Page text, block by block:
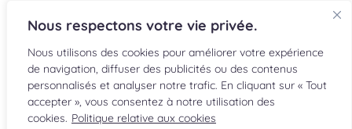
Nous respectons votre vie privée.
Nous utilisons des cookies pour améliorer votre expérience
de navigation, diffuser des publicités ou des contenus
personnalisés et analyser notre trafic. En cliquant sur « Tout
accepter », vous consentez à notre utilisation des
cookies. Politique relative aux cookies
EN